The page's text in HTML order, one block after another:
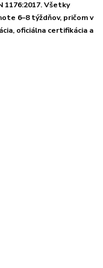
1176:2017. Všetky
6–8 týždňov, pričom v
oficiálna certifikácia a